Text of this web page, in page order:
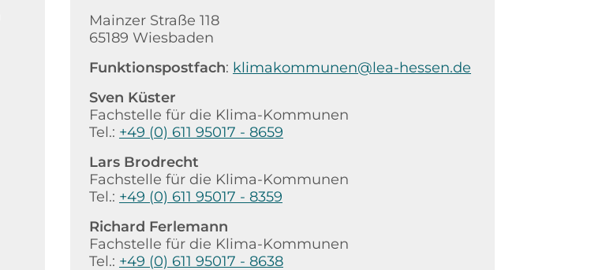
Mainzer Straße 118
65189 Wiesbaden
Funktionspostfach: klimakommunen@lea-hessen.de
Sven Küster
Fachstelle für die Klima-Kommunen
Tel.: +49 (0) 611 95017 - 8659
Lars Brodrecht
Fachstelle für die Klima-Kommunen
Tel.: +49 (0) 611 95017 - 8359
Richard Ferlemann
Fachstelle für die Klima-Kommunen
Tel.: +49 (0) 611 95017 - 8638